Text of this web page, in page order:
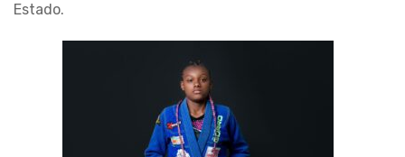
Estado.